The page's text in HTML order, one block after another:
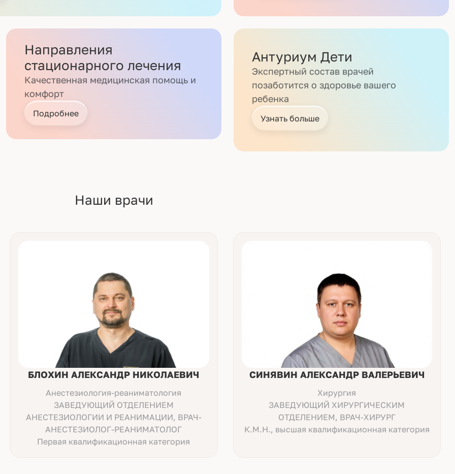
Направления
стационарного лечения
Качественная медицинская помощь и
комфорт
Подробнее
Антуриум Дети
Экспертный состав врачей
позаботится о здоровье вашего
ребенка
Узнать больше
Наши врачи
БЛОХИН АЛЕКСАНДР НИКОЛАЕВИЧ
Анестезиология-реаниматология
ЗАВЕДУЮЩИЙ ОТДЕЛЕНИЕМ
АНЕСТЕЗИОЛОГИИ И РЕАНИМАЦИИ, ВРАЧ-
АНЕСТЕЗИОЛОГ-РЕАНИМАТОЛОГ
Первая квалификационная категория
СИНЯВИН АЛЕКСАНДР ВАЛЕРЬЕВИЧ
Хирургия
ЗАВЕДУЮЩИЙ ХИРУРГИЧЕСКИМ
ОТДЕЛЕНИЕМ, ВРАЧ-ХИРУРГ
К.М.Н., высшая квалификационная категория